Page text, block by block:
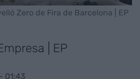
Zero de Fira de Barcelona | EP
| EP
01:43